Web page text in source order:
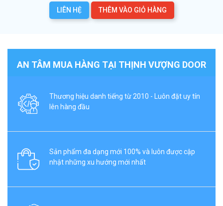
LIÊN HỆ THÊM VÀO GIỎ HÀNG
AN TÂM MUA HÀNG TẠI THỊNH VƯỢNG DOOR
Thương hiệu danh tiếng từ 2010 - Luôn đặt uy tín
lên hàng đầu
Sản phẩm đa dạng mới 100% và luôn được cập
nhật những xu hướng mới nhất